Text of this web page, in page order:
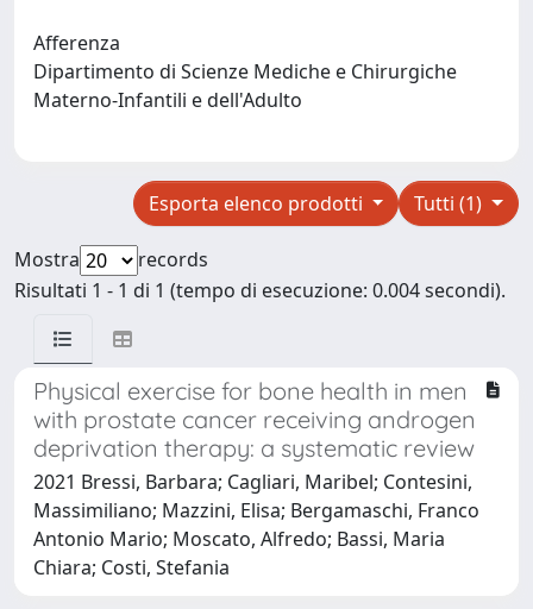
Afferenza
Dipartimento di Scienze Mediche e Chirurgiche
Materno-Infantili e dell'Adulto
Tutti (1)
Esporta elenco prodotti
Mostra
records
Risultati 1 - 1 di 1 (tempo di esecuzione: 0.004 secondi).
Physical exercise for bone health in men
with prostate cancer receiving androgen
deprivation therapy: a systematic review
2021 Bressi, Barbara; Cagliari, Maribel; Contesini,
Massimiliano; Mazzini, Elisa; Bergamaschi, Franco
Antonio Mario; Moscato, Alfredo; Bassi, Maria
Chiara; Costi, Stefania